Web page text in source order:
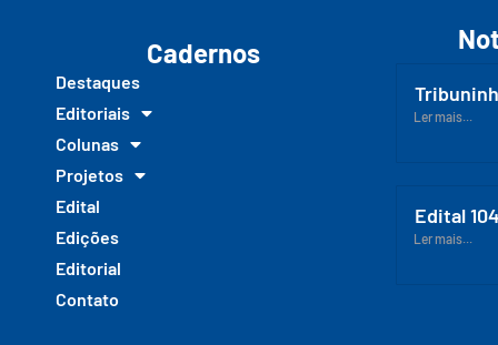
Cadernos
Destaques
Editoriais
Colunas
Projetos
Edital
Edições
Editorial
Contato
Ler mais...
Edital
Ler mais...